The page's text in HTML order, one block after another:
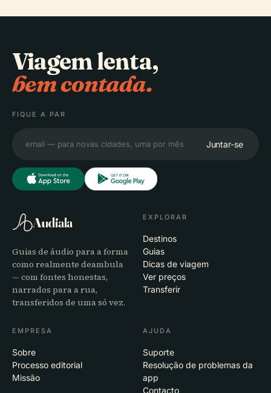
Viagem lenta,
bem contada.
FIQUE A PAR
Juntar-se
Audiala
Guias de áudio para a forma
como realmente deambula
— com fontes honestas,
narrados para a rua,
transferidos de uma só vez.
EXPLORAR
Destinos
Guias
Dicas de viagem
Ver preços
Transferir
EMPRESA
Sobre
Processo editorial
Missão
AJUDA
Suporte
Resolução de problemas da
app
Contacto